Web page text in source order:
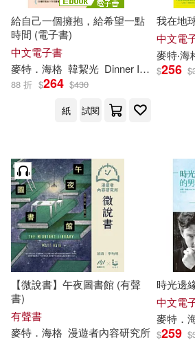
給自己一個擁抱，給希望一點
時間 (電子書)
中文電子書
麥特 ． 海格 韓絜光 Dinner Illustration
88 折 $264 $430
紙
試閱
我在地
中文電
麥特‧海
$256 $
【微說書】午夜圖書館 (有聲
書)
有聲書
麥特 ． 海格 漫遊者內容研究所
時光邊
中文電
麥特 ．
$259 $